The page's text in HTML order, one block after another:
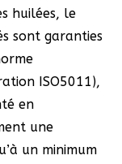
huilées, le
sont garanties
ISO5011),
en
une
un minimum